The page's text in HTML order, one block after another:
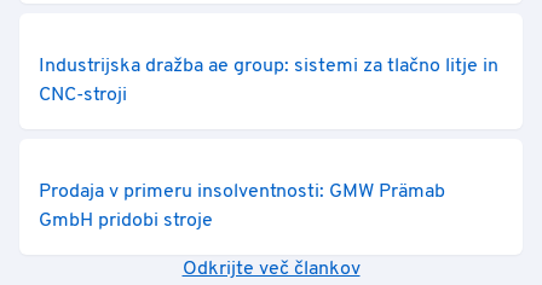
Industrijska dražba ae group: sistemi za tlačno litje in
CNC-stroji
Prodaja v primeru insolventnosti: GMW Prämab
GmbH pridobi stroje
Odkrijte več člankov